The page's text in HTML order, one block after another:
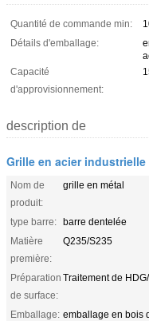
Quantité de commande min:
Détails d'emballage:
Capacité
d'approvisionnement:
description de
Grille en acier industrielle
Nom de
produit:
grille en métal
type barre: barre dentelée
Matière
première:
Q235/S235
Préparation
de surface:
Traitement de
Emballage: emballage en bois